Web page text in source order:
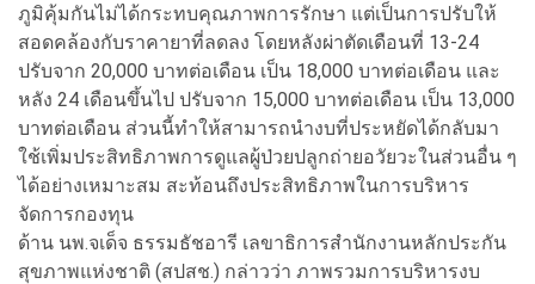
ภูมิคุ้มกันไม่ได้กระทบคุณภาพการรักษา แต่เป็นการปรับให้
สอดคล้องกับราคายาที่ลดลง โดยหลังผ่าตัดเดือนที่ 13-24
ปรับจาก 20,000 บาทต่อเดือน เป็น 18,000 บาทต่อเดือน และ
หลัง 24 เดือนขึ้นไป ปรับจาก 15,000 บาทต่อเดือน เป็น 13,000
บาทต่อเดือน ส่วนนี้ทำให้สามารถนำงบที่ประหยัดได้กลับมา
ใช้เพิ่มประสิทธิภาพการดูแลผู้ป่วยปลูกถ่ายอวัยวะในส่วนอื่น ๆ
ได้อย่างเหมาะสม สะท้อนถึงประสิทธิภาพในการบริหาร
จัดการกองทุน
ด้าน นพ.จเด็จ ธรรมธัชอารี เลขาธิการสำนักงานหลักประกัน
สุขภาพแห่งชาติ (สปสช.) กล่าวว่า ภาพรวมการบริหารงบ